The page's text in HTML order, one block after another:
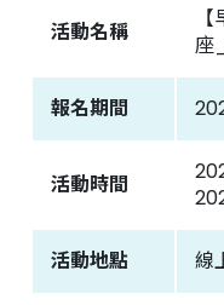
Q&A
相關連結
聯絡我們
中國醫藥大學
活動名稱
座
報名期間
活動時間
活動地點 線